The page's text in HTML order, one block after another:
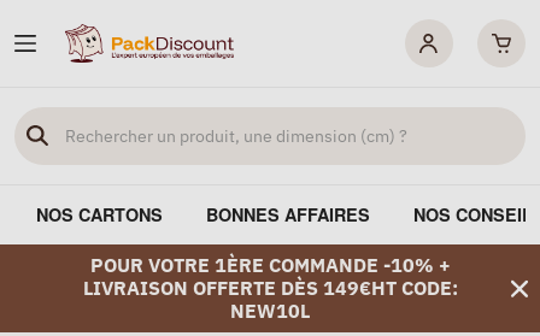
NOS CARTONS BONNES AFFAIRES NOS
POUR VOTRE 1ÈRE COMMANDE -10% +
LIVRAISON OFFERTE DÈS 149€HT CODE:
NEW10L